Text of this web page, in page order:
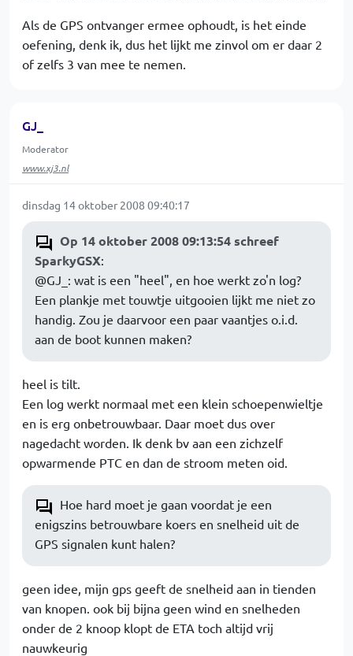
Als de GPS ontvanger ermee ophoudt, is het einde
oefening, denk ik, dus het lijkt me zinvol om er daar 2
of zelfs 3 van mee te nemen.
GJ_
Moderator
www.xj3.nl
dinsdag 14 oktober 2008 09:40:17
Op 14 oktober 2008 09:13:54 schreef
SparkyGSX:
@GJ_: wat is een "heel", en hoe werkt zo'n log?
Een plankje met touwtje uitgooien lijkt me niet zo
handig. Zou je daarvoor een paar vaantjes o.i.d.
aan de boot kunnen maken?
heel is tilt.
Een log werkt normaal met een klein schoepenwieltje
en is erg onbetrouwbaar. Daar moet dus over
nagedacht worden. Ik denk bv aan een zichzelf
opwarmende PTC en dan de stroom meten oid.
Hoe hard moet je gaan voordat je een
enigszins betrouwbare koers en snelheid uit de
GPS signalen kunt halen?
geen idee, mijn gps geeft de snelheid aan in tienden
van knopen. ook bij bijna geen wind en snelheden
onder de 2 knoop klopt de ETA toch altijd vrij
nauwkeurig